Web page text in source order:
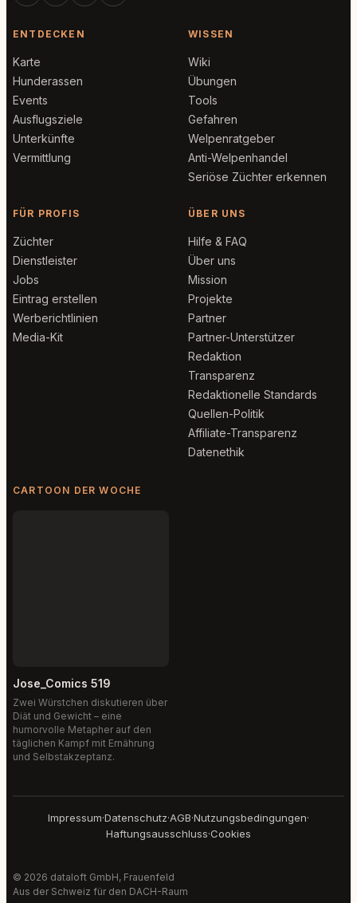
ENTDECKEN
Karte
Hunderassen
Events
Ausflugsziele
Unterkünfte
Vermittlung
WISSEN
Wiki
Übungen
Tools
Gefahren
Welpenratgeber
Anti-Welpenhandel
Seriöse Züchter erkennen
FÜR PROFIS
Züchter
Dienstleister
Jobs
Eintrag erstellen
Werberichtlinien
Media-Kit
ÜBER UNS
Hilfe & FAQ
Über uns
Mission
Projekte
Partner
Partner-Unterstützer
Redaktion
Transparenz
Redaktionelle Standards
Quellen-Politik
Affiliate-Transparenz
Datenethik
CARTOON DER WOCHE
Jose_Comics 519
Zwei Würstchen diskutieren über
Diät und Gewicht – eine
humorvolle Metapher auf den
täglichen Kampf mit Ernährung
und Selbstakzeptanz.
Impressum·Datenschutz·AGB·Nutzungsbedingungen·
Haftungsausschluss·Cookies
© 2026 dataloft GmbH, Frauenfeld
Aus der Schweiz für den DACH-Raum